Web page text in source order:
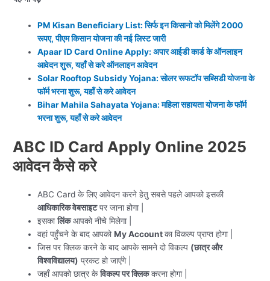
PM Kisan Beneficiary List: सिर्फ इन किसानो को मिलेंगे 2000
रूपए, पीएम किसान योजना की नई लिस्ट जारी
Apaar ID Card Online Apply: अपार आईडी कार्ड के ऑनलाइन
आवेदन शुरू, यहाँ से करे ऑनलाइन आवेदन
Solar Rooftop Subsidy Yojana: सोलर रूफटॉप सब्सिडी योजना के
फॉर्म भरना शुरू, यहाँ से करे आवेदन
Bihar Mahila Sahayata Yojana: महिला सहायता योजना के फॉर्म
भरना शुरू, यहाँ से करे आवेदन
ABC ID Card Apply Online 2025
आवेदन कैसे करे
ABC Card के लिए आवेदन करने हेतु सबसे पहले आपको इसकी
आधिकारिक वेबसाइटपर जाना होगा |
इसकालिंकआपको नीचे मिलेगा |
वहां पहुँचने के बाद आपकोMy Accountका विकल्प प्राप्त होगा |
जिस पर क्लिक करने के बाद आपके सामने दो विकल्प (छात्र और
विश्वविद्यालय) प्रकट हो जाएंगे |
जहाँ आपको छात्र केविकल्प पर क्लिककरना होगा |